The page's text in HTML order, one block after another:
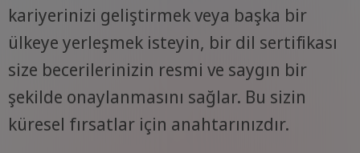
kariyerinizi geliştirmek veya başka bir
ülkeye yerleşmek isteyin, bir dil sertifikası
size becerilerinizin resmi ve saygın bir
şekilde onaylanmasını sağlar. Bu sizin
küresel fırsatlar için anahtarınızdır.